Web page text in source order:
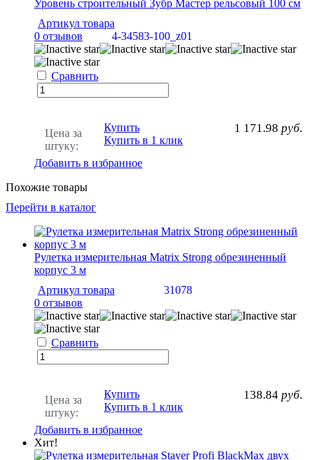
Уровень строительный Зубр Мастер рельсовый 100 см
Артикул товара
4-34583-100_z01
0 отзывов
Сравнить
Цена за
штуку:
1 171.98 руб.
Купить
Купить в 1 клик
Добавить в избранное
Похожие товары
Перейти в каталог
Рулетка измерительная Matrix Strong обрезиненный
корпус 3 м
Артикул товара
31078
0 отзывов
Сравнить
Цена за
штуку:
138.84 руб.
Купить
Купить в 1 клик
Добавить в избранное
Хит!